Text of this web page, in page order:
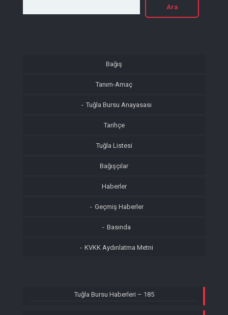
Ara
Bağış
Tanım-Amaç
Tuğla Bursu Anayasası
Tarihçe
Tuğla Listesi
Bağışçılar
Haberler
Geçmiş Haberler
Basında
KVKK Aydınlatma Metni
Tuğla Bursu Haberleri – 185